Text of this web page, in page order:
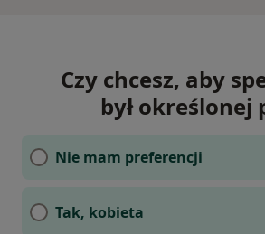
Czy chcesz, aby
był określonej
Nie mam preferencji
Tak, kobieta